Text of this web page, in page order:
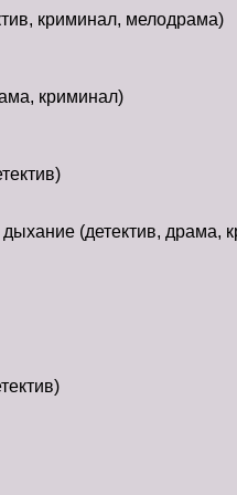
криминал, мелодрама)
криминал)
(детектив, драма,